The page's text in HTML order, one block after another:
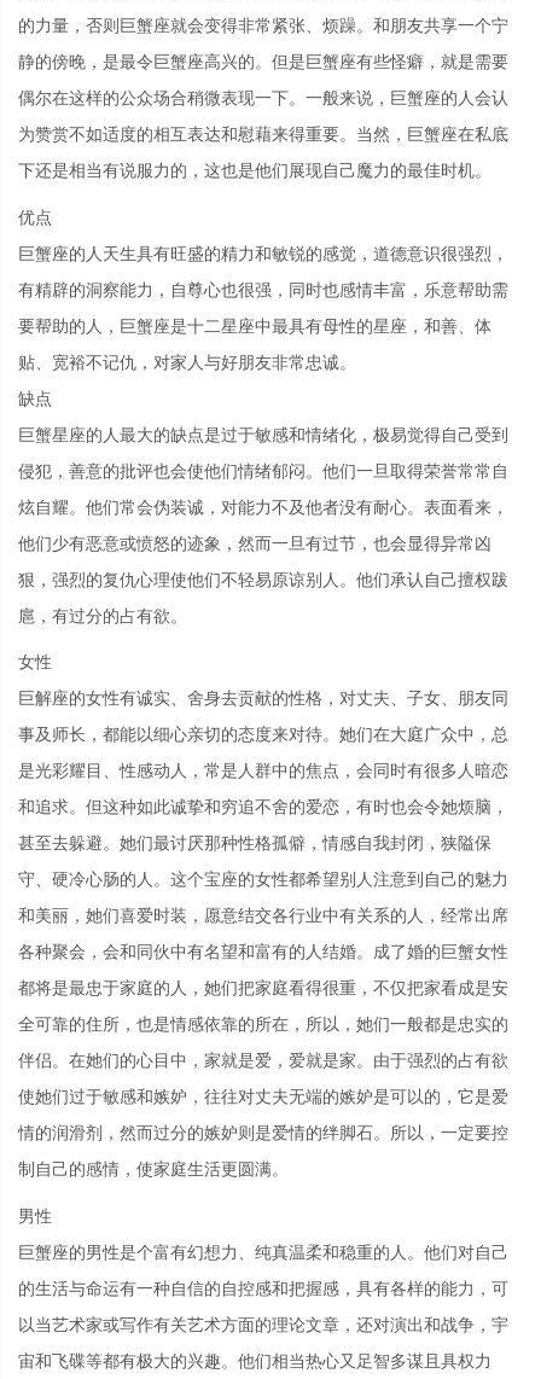
的力量，否则巨蟹座就会变得非常紧张、烦躁。和朋友共享一个宁
静的傍晚，是最令巨蟹座高兴的。但是巨蟹座有些怪癖，就是需要
偶尔在这样的公众场合稍微表现一下。一般来说，巨蟹座的人会认
为赞赏不如适度的相互表达和慰藉来得重要。当然，巨蟹座在私底
下还是相当有说服力的，这也是他们展现自己魔力的最佳时机。
优点
巨蟹座的人天生具有旺盛的精力和敏锐的感觉，道德意识很强烈，
有精辟的洞察能力，自尊心也很强，同时也感情丰富，乐意帮助需
要帮助的人，巨蟹座是十二星座中最具有母性的星座，和善、体
贴、宽裕不记仇，对家人与好朋友非常忠诚。
缺点
巨蟹星座的人最大的缺点是过于敏感和情绪化，极易觉得自己受到
侵犯，善意的批评也会使他们情绪郁闷。他们一旦取得荣誉常常自
炫自耀。他们常会伪装诚，对能力不及他者没有耐心。表面看来，
他们少有恶意或愤怒的迹象，然而一旦有过节，也会显得异常凶
狠，强烈的复仇心理使他们不轻易原谅别人。他们承认自己擅权跋
扈，有过分的占有欲。
女性
巨解座的女性有诚实、舍身去贡献的性格，对丈夫、子女、朋友同
事及师长，都能以细心亲切的态度来对待。她们在大庭广众中，总
是光彩耀目、性感动人，常是人群中的焦点，会同时有很多人暗恋
和追求。但这种如此诚挚和穷追不舍的爱恋，有时也会令她烦脑，
甚至去躲避。她们最讨厌那种性格孤僻，情感自我封闭，狭隘保
守、硬冷心肠的人。这个宝座的女性都希望别人注意到自己的魅力
和美丽，她们喜爱时装，愿意结交各行业中有关系的人，经常出席
各种聚会，会和同伙中有名望和富有的人结婚。成了婚的巨蟹女性
都将是最忠于家庭的人，她们把家庭看得很重，不仅把家看成是安
全可靠的住所，也是情感依靠的所在，所以，她们一般都是忠实的
伴侣。在她们的心目中，家就是爱，爱就是家。由于强烈的占有欲
使她们过于敏感和嫉妒，往往对丈夫无端的嫉妒是可以的，它是爱
情的润滑剂，然而过分的嫉妒则是爱情的绊脚石。所以，一定要控
制自己的感情，使家庭生活更圆满。
男性
巨蟹座的男性是个富有幻想力、纯真温柔和稳重的人。他们对自己
的生活与命运有一种自信的自控感和把握感，具有各样的能力，可
以当艺术家或写作有关艺术方面的理论文章，还对演出和战争，宇
宙和飞碟等都有极大的兴趣。他们相当热心又足智多谋且具权力